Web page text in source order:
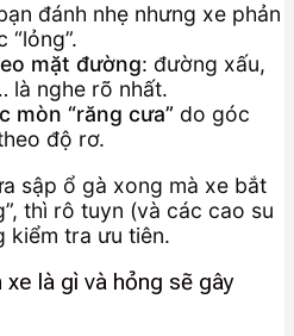
đánh nhẹ nhưng xe phản
“lỏng”.
mặt đường: đường xấu,
là nghe rõ nhất.
mòn “răng cưa” do góc
độ rơ.
sập ổ gà xong mà xe bắt
thì rô tuyn (và các cao su
kiểm tra ưu tiên.
là gì và hỏng sẽ gây